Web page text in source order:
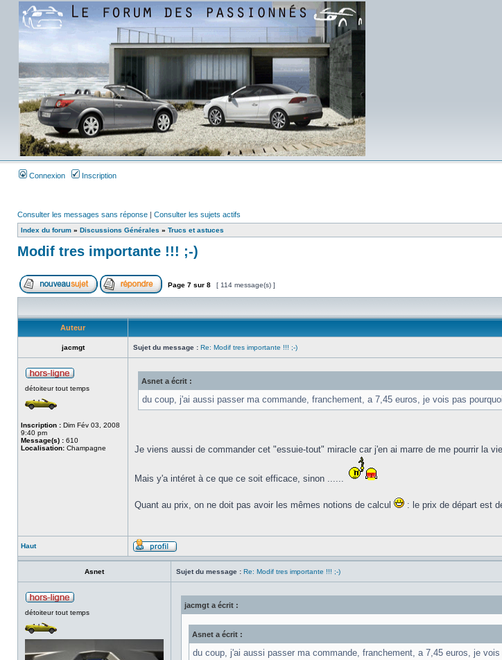
Connexion Inscription
Consulter les messages sans réponse | Consulter les sujets actifs
Index du forum » Discussions Générales » Trucs et astuces
Modif tres importante !!! ;-)
Page 7 sur 8 [ 114 message(s) ]
Auteur
jacmgt Sujet du message : Re: Modif tres importante !!! ;-)
détoiteur tout temps
Inscription : Dim Fév 03, 2008
9:40 pm
Message(s) : 610
Localisation: Champagne
Asnet a écrit :
du coup, j'ai aussi passer ma commande, franchement, a 7,45 euros, je vois pas
Je viens aussi de commander cet "essuie-tout" miracle car j'en ai marre de me pourrir la
Mais y'a intéret à ce que ce soit efficace, sinon ......
Quant au prix, on ne doit pas avoir les mêmes notions de calcul : le prix de départ est
Haut
Asnet Sujet du message : Re: Modif tres importante !!! ;-)
détoiteur tout temps
jacmgt a écrit :
Asnet a écrit :
du coup, j'ai aussi passer ma commande, franchement, a 7,45 euros, je